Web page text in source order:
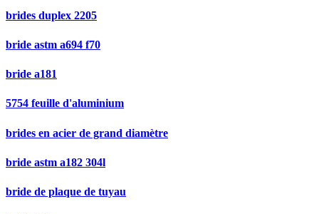
brides duplex 2205
bride astm a694 f70
bride a181
5754 feuille d'aluminium
brides en acier de grand diamètre
bride astm a182 304l
bride de plaque de tuyau